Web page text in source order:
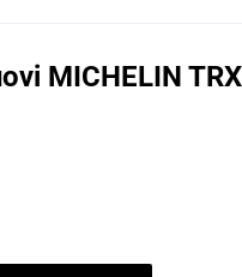
MICHELIN